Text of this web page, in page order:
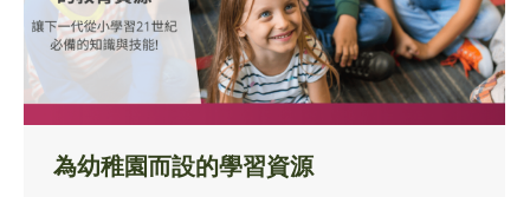
為幼稚園而設的學習資源